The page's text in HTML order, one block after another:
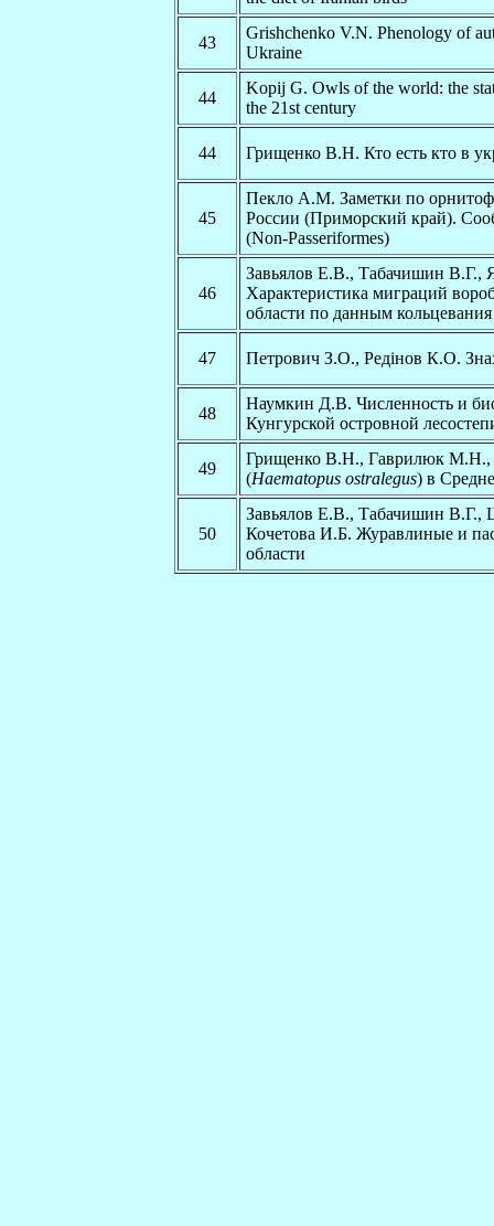
43
Grishchenko V.N. Phenology of
Ukraine
44
Kopij G. Owls of the world: the
the 21st century
44 Грищенко В.Н. Кто есть кто в
45
Пекло А.М. Заметки по
России (Приморский край).
(Non-Passeriformes)
46
Завьялов Е.В., Табачишин
Характеристика миграций
области по данным
47 Петрович З.О., Редінов К.О.
48
Наумкин Д.В. Численность и
Кунгурской островной
49
Грищенко В.Н., Гаврилюк М.Н.,
(Haematopus ostralegus) в
50
Завьялов Е.В., Табачишин
Кочетова И.Б. Журавлиные и
области